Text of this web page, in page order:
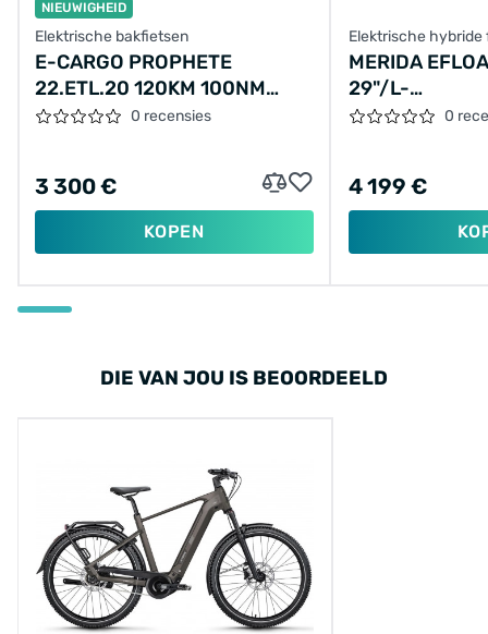
NIEUWIGHEID
Elektrische bakfietsen
E-CARGO PROPHETE
22.ETL.20 120KM 100NM
17.5AH 630WH0 recensies
3 300 €
KOPEN
Elektrische hybride
MERIDA
29"/L-
48CM/9VER/
0
4 199 €
DIE VAN JOU IS BEOORDEELD